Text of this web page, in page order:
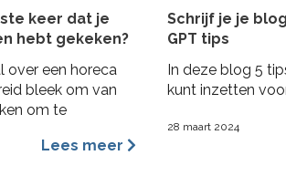
keer dat je
hebt gekeken?
over een horeca
bleek om van
om te
Lees meer
Schrijf je je
GPT tips
In deze blog 5
kunt inzetten
28 maart 2024